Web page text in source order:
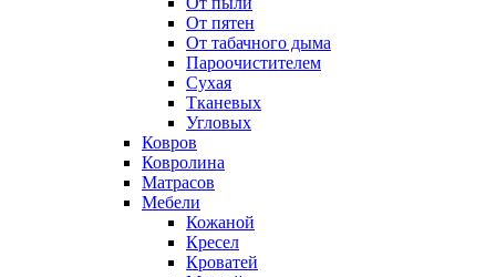
От пятен
От табачного дыма
Пароочистителем
Сухая
Тканевых
Угловых
Ковров
Ковролина
Матрасов
Мебели
Кожаной
Кресел
Кроватей